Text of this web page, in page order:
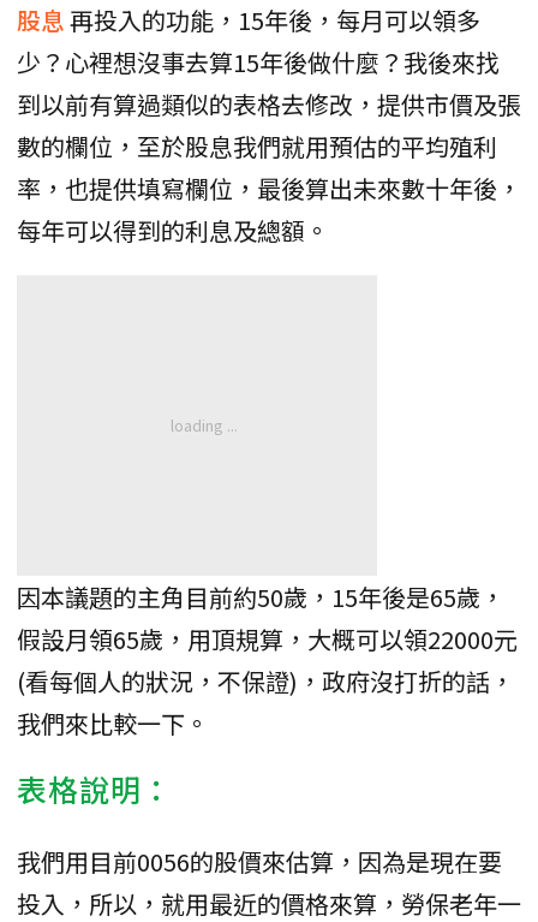
股息再投入的功能，15年後，每月可以領多
少？心裡想沒事去算15年後做什麼？我後來找
到以前有算過類似的表格去修改，提供市價及張
數的欄位，至於股息我們就用預估的平均殖利
率，也提供填寫欄位，最後算出未來數十年後，
每年可以得到的利息及總額。
因本議題的主角目前約50歲，15年後是65歲，
假設月領65歲，用頂規算，大概可以領22000元
(看每個人的狀況，不保證)，政府沒打折的話，
我們來比較一下。
表格說明：
我們用目前0056的股價來估算，因為是現在要
投入，所以，就用最近的價格來算，勞保老年一